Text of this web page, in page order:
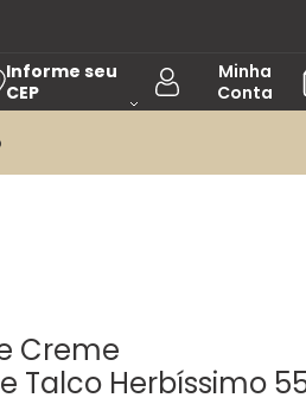
Informe seu
CEP
Creme
Talco Herbíssimo